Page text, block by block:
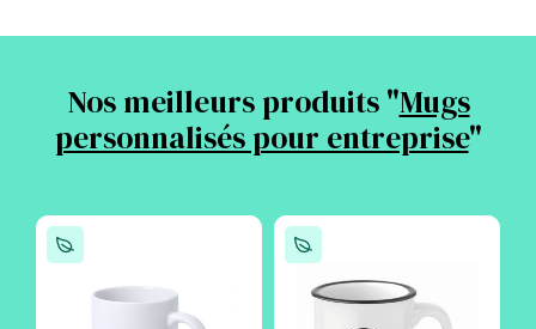
Nos meilleurs produits "Mugs
personnalisés pour entreprise"